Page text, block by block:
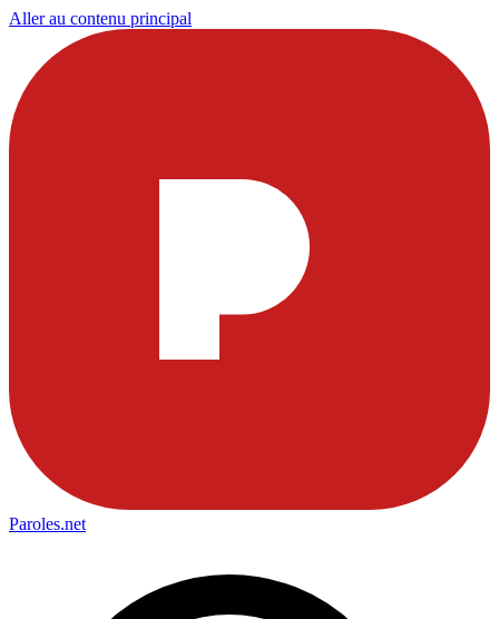
Aller au contenu principal
Paroles.net